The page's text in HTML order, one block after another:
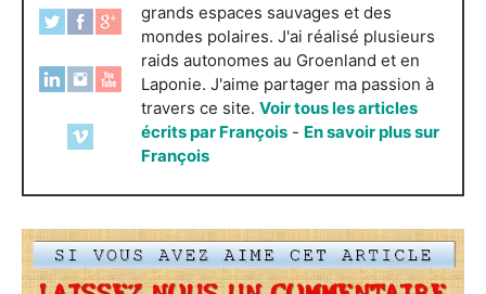
grands espaces sauvages et des
mondes polaires. J'ai réalisé plusieurs
raids autonomes au Groenland et en
Laponie. J'aime partager ma passion à
travers ce site. Voir tous les articles
écrits par François - En savoir plus sur
François